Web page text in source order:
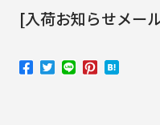
[入荷お知らせメー